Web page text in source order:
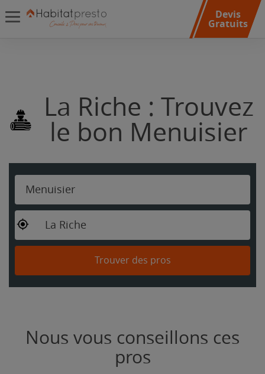
Devis
Gratuits
La Riche : Trouvez
le bon Menuisier
Menuisier
La Riche
Trouver des pros
Nous vous conseillons ces
pros